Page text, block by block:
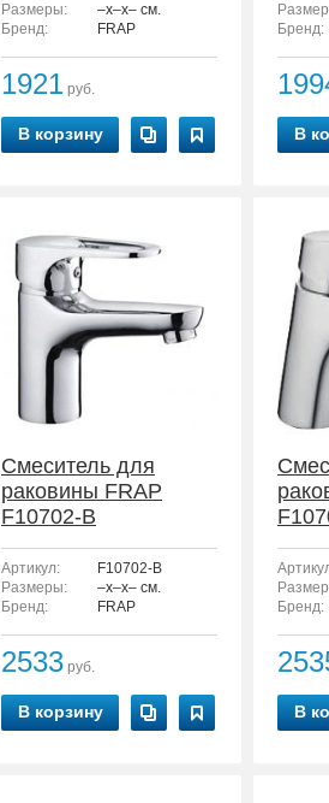
Размеры:
–x–x– см.
Бренд:
FRAP
1921 руб.
В корзину
Бренд:
В
Смеситель для
раковины FRAP
F10702-B
Артикул:
F10702-B
Размеры:
–x–x– см.
Бренд:
FRAP
2533 руб.
В корзину
Бренд:
В